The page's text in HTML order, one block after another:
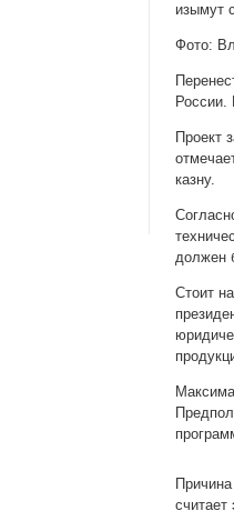
Фото:
России.
Проект
казну.
должен
Стоит
считает